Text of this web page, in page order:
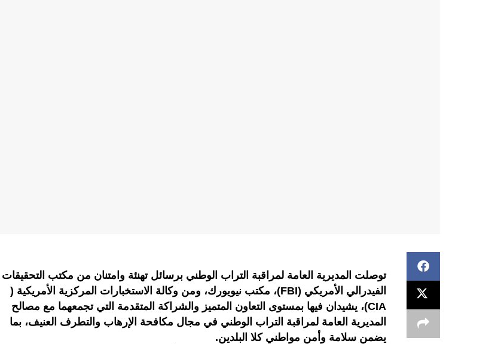
توصلت المديرية العامة لمراقبة التراب الوطني برسائل تهنئة وامتنان من مكتب التحقيقات
الفيدرالي الأمريكي (FBI)، مكتب نيويورك، ومن وكالة الاستخبارات المركزية الأمريكية (
CIA)، يشيدان فيها بمستوى التعاون المتميز والشراكة المتقدمة التي تجمعهما مع مصالح
المديرية العامة لمراقبة التراب الوطني في مجال مكافحة الإرهاب والتطرف العنيف، بما
يضمن سلامة وأمن مواطني كلا البلدين.